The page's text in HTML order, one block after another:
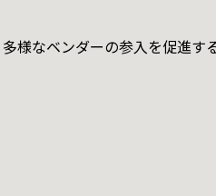
様なベンダーの参入を促進す